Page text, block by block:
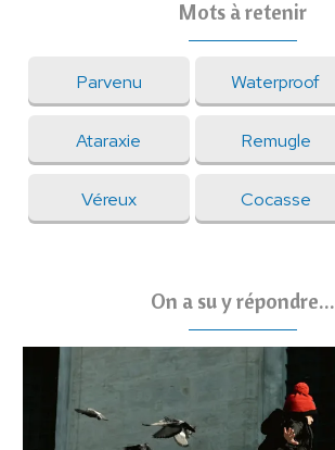
Mots à retenir
Parvenu Waterproof
Ataraxie Remugle
Véreux Cocasse
On a su y répondre...